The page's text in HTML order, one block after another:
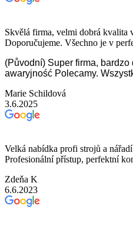
Skvělá firma, velmi dobrá kvalita
Doporučujeme. Všechno je v
(Původní) Super firma,
awaryjność Polecamy.
Marie Schildová
3.6.2025
Velká nabídka profi strojů a
Profesionální přístup, perfektní
Zdeňa K
6.6.2023